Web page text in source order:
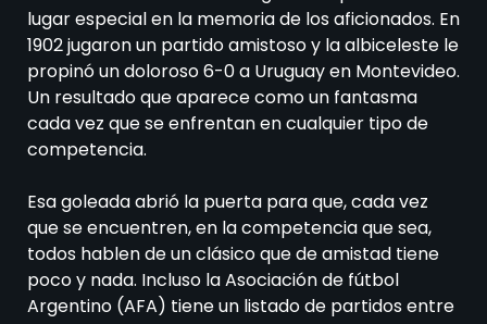
lugar especial en la memoria de los aficionados. En
1902 jugaron un partido amistoso y la albiceleste le
propinó un doloroso 6-0 a Uruguay en Montevideo.
Un resultado que aparece como un fantasma
cada vez que se enfrentan en cualquier tipo de
competencia.
Esa goleada abrió la puerta para que, cada vez
que se encuentren, en la competencia que sea,
todos hablen de un clásico que de amistad tiene
poco y nada. Incluso la Asociación de fútbol
Argentino (AFA) tiene un listado de partidos entre